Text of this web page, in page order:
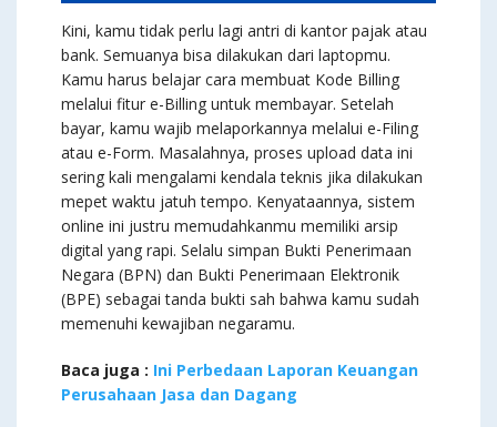
Kini, kamu tidak perlu lagi antri di kantor pajak atau
bank. Semuanya bisa dilakukan dari laptopmu.
Kamu harus belajar cara membuat Kode Billing
melalui fitur e-Billing untuk membayar. Setelah
bayar, kamu wajib melaporkannya melalui e-Filing
atau e-Form. Masalahnya, proses upload data ini
sering kali mengalami kendala teknis jika dilakukan
mepet waktu jatuh tempo. Kenyataannya, sistem
online ini justru memudahkanmu memiliki arsip
digital yang rapi. Selalu simpan Bukti Penerimaan
Negara (BPN) dan Bukti Penerimaan Elektronik
(BPE) sebagai tanda bukti sah bahwa kamu sudah
memenuhi kewajiban negaramu.
Baca juga : Ini Perbedaan Laporan Keuangan
Perusahaan Jasa dan Dagang